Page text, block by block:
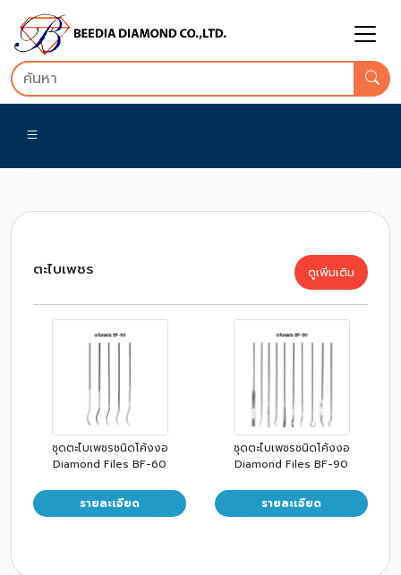
ตะไบเพชร ดูเพิ่มเติม
ชุดตะไบเพชรชนิดโค้งงอ
Diamond Files BF-60
รายละเอียด
ชุดตะไบเพชรชนิดโค้งงอ
Diamond Files BF-90
รายละเอียด